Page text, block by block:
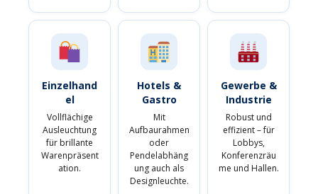
Einzelhand
el
Vollflächige
Ausleuchtung
für brillante
Warenpräsent
ation.
Hotels &
Gastro
Mit
Aufbaurahmen
oder
Pendelabhäng
ung auch als
Designleuchte.
Gewerbe &
Industrie
Robust und
effizient – für
Lobbys,
Konferenzräu
me und Hallen.